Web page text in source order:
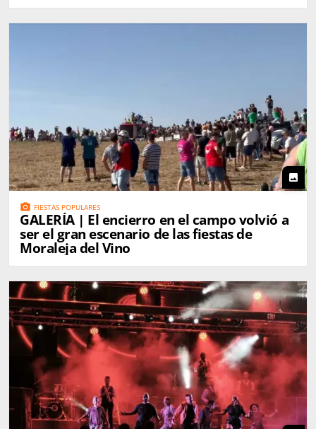
photo
photo_camera FIESTAS POPULARES
GALERÍA | El encierro en el campo volvió a
ser el gran escenario de las fiestas de
Moraleja del Vino